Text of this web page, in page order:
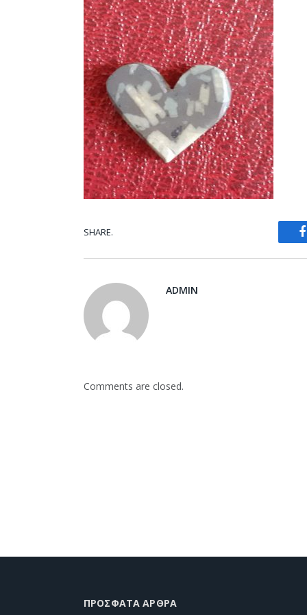
SHARE.
ADMIN
Comments are closed.
ΠΡΌΣΦΑΤΑ ΆΡΘΡΑ